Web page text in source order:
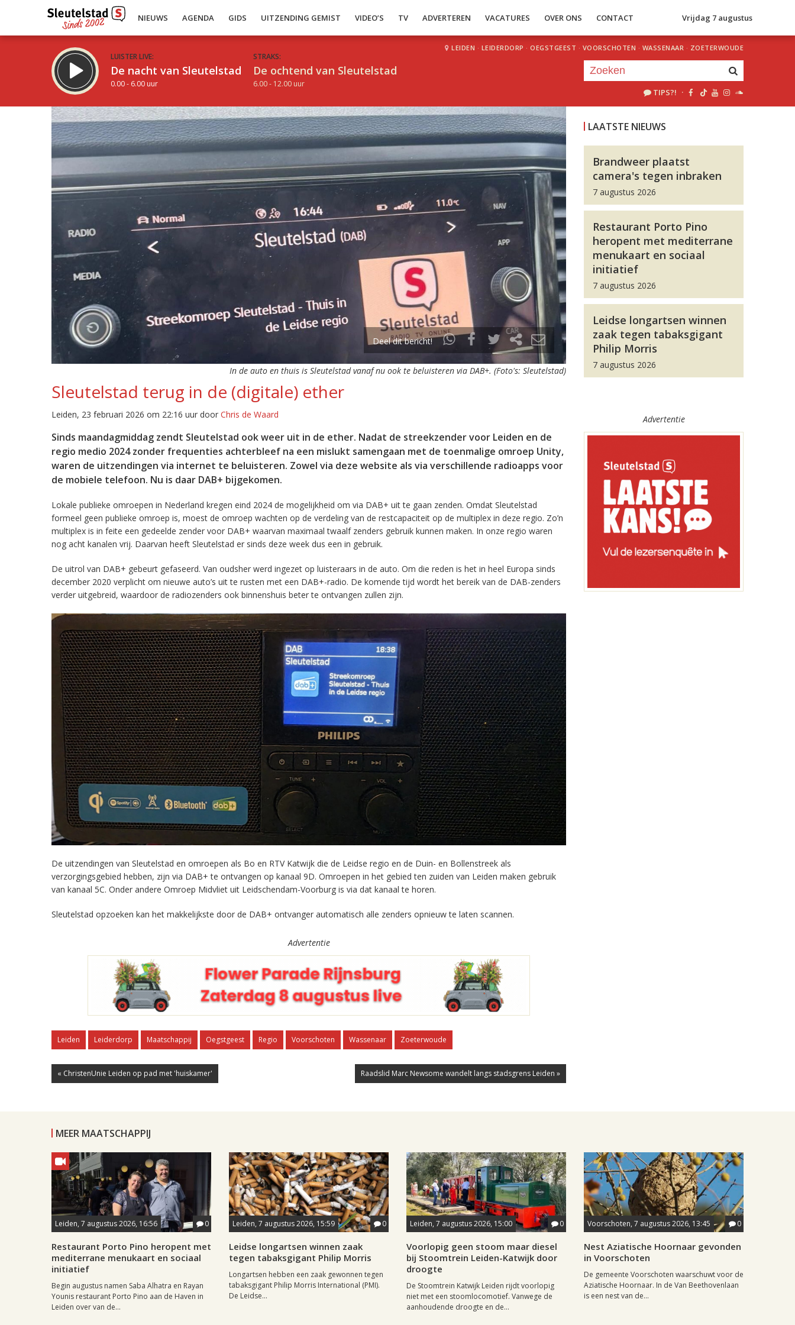
NIEUWS AGENDA GIDS UITZENDING GEMIST VIDEO’S TV ADVERTEREN VACATURES OVER ONS CONTACT Vrijdag 7 augustus
LUISTER LIVE:
De nacht van Sleutelstad
0.00 - 6.00 uur
STRAKS:
De ochtend van Sleutelstad
6.00 - 12.00 uur
LEIDEN · LEIDERDORP · OEGSTGEEST · VOORSCHOTEN · WASSENAAR · ZOETERWOUDE
TIPS?! ·
Deel dit bericht!
In de auto en thuis is Sleutelstad vanaf nu ook te beluisteren via DAB+. (Foto's: Sleutelstad)
Sleutelstad terug in de (digitale) ether
Leiden, 23 februari 2026 om 22:16 uur door Chris de Waard
Sinds maandagmiddag zendt Sleutelstad ook weer uit in de ether. Nadat de streekzender voor Leiden en de
regio medio 2024 zonder frequenties achterbleef na een mislukt samengaan met de toenmalige omroep Unity,
waren de uitzendingen via internet te beluisteren. Zowel via deze website als via verschillende radioapps voor
de mobiele telefoon. Nu is daar DAB+ bijgekomen.
Lokale publieke omroepen in Nederland kregen eind 2024 de mogelijkheid om via DAB+ uit te gaan zenden. Omdat Sleutelstad
formeel geen publieke omroep is, moest de omroep wachten op de verdeling van de restcapaciteit op de multiplex in deze regio. Zo’n
multiplex is in feite een gedeelde zender voor DAB+ waarvan maximaal twaalf zenders gebruik kunnen maken. In onze regio waren
nog acht kanalen vrij. Daarvan heeft Sleutelstad er sinds deze week dus een in gebruik.
De uitrol van DAB+ gebeurt gefaseerd. Van oudsher werd ingezet op luisteraars in de auto. Om die reden is het in heel Europa sinds
december 2020 verplicht om nieuwe auto’s uit te rusten met een DAB+-radio. De komende tijd wordt het bereik van de DAB-zenders
verder uitgebreid, waardoor de radiozenders ook binnenshuis beter te ontvangen zullen zijn.
De uitzendingen van Sleutelstad en omroepen als Bo en RTV Katwijk die de Leidse regio en de Duin- en Bollenstreek als
verzorgingsgebied hebben, zijn via DAB+ te ontvangen op kanaal 9D. Omroepen in het gebied ten zuiden van Leiden maken gebruik
van kanaal 5C. Onder andere Omroep Midvliet uit Leidschendam-Voorburg is via dat kanaal te horen.
Sleutelstad opzoeken kan het makkelijkste door de DAB+ ontvanger automatisch alle zenders opnieuw te laten scannen.
Advertentie
Leiden Leiderdorp Maatschappij Oegstgeest Regio Voorschoten Wassenaar Zoeterwoude
« ChristenUnie Leiden op pad met 'huiskamer' Raadslid Marc Newsome wandelt langs stadsgrens Leiden »
LAATSTE NIEUWS
Brandweer plaatst
camera's tegen inbraken
7 augustus 2026
Restaurant Porto Pino
heropent met mediterrane
menukaart en sociaal
initiatief
7 augustus 2026
Leidse longartsen winnen
zaak tegen tabaksgigant
Philip Morris
7 augustus 2026
Advertentie
MEER MAATSCHAPPIJ
Leiden, 7 augustus 2026, 16:56 0
Restaurant Porto Pino heropent met
mediterrane menukaart en sociaal
initiatief
Begin augustus namen Saba Alhatra en Rayan
Younis restaurant Porto Pino aan de Haven in
Leiden over van de...
Leiden, 7 augustus 2026, 15:59 0
Leidse longartsen winnen zaak
tegen tabaksgigant Philip Morris
Longartsen hebben een zaak gewonnen tegen
tabaksgigant Philip Morris International (PMI).
De Leidse...
Leiden, 7 augustus 2026, 15:00 0
Voorlopig geen stoom maar diesel
bij Stoomtrein Leiden-Katwijk door
droogte
De Stoomtrein Katwijk Leiden rijdt voorlopig
niet met een stoomlocomotief. Vanwege de
aanhoudende droogte en de...
Voorschoten, 7 augustus 2026, 13:45 0
Nest Aziatische Hoornaar gevonden
in Voorschoten
De gemeente Voorschoten waarschuwt voor de
Aziatische Hoornaar. In de Van Beethovenlaan
is een nest van de...